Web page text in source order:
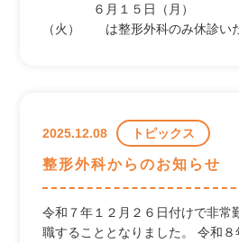
医師紹介
診療時間・アク
６月１５日（月） ６
（火） は整形外科のみ休診い
2025.12.08 トピックス
整形外科からのお知らせ
令和７年１２月２６日付けで非常
職することとなりました。 令和